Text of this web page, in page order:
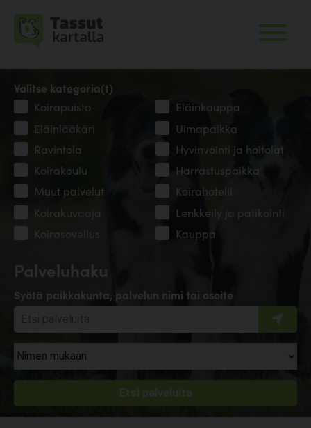
Palveluhaku
Syötä paikkakunta, palvelun nimi tai osoite
Valitse kategoria(t)
Koirapuisto
Eläinkauppa
Eläinlääkäri
Uimapaikka
Ravintola
Hyvinvointi ja hoitolat
Koirakoulu
Harrastuspaikka
Muut palvelut
Koirahotelli
Koirakuvaaja
Lenkkeily ja patikointi
Koirasovellus
Kauppa